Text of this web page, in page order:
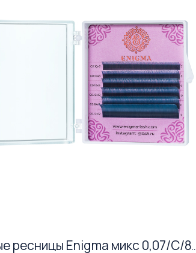
Цветные ресницы Enigma микс 0,07/C/8-13 mm "Aqua" (6 линий)